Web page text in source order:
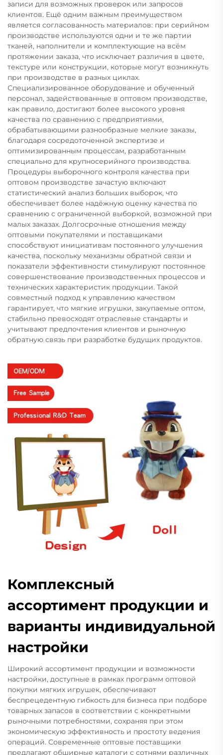
записи для возможных проверок или запросов
клиентов. Ещё одним важным преимуществом
является согласованность материалов: при серийном
производстве используются одни и те же партии
тканей, наполнители и комплектующие на всём
протяжении заказа, что исключает различия в цвете,
текстуре или конструкции, которые могут возникнуть
при производстве в разных циклах.
Специализированное оборудование и обученный
персонал, задействованные в оптовом производстве,
как правило, достигают более высокого уровня
качества по сравнению с предприятиями,
обрабатывающими разнообразные мелкие заказы,
благодаря сосредоточенной экспертизе и
оптимизированным процессам, разработанным
специально для крупносерийного производства.
Процедуры выборочного контроля качества при
оптовом производстве зачастую включают
статистический анализ больших выборок, что
обеспечивает более надёжную оценку качества по
сравнению с ограниченной выборкой, возможной при
малых заказах. Долгосрочные отношения между
оптовыми покупателями и поставщиками
способствуют инициативам постоянного улучшения
качества, поскольку механизмы обратной связи и
показатели эффективности стимулируют постоянное
совершенствование производственных процессов и
технических характеристик продукции. Такой
совместный подход к управлению качеством
гарантирует, что мягкие игрушки, закупаемые оптом,
стабильно превосходят отраслевые стандарты и
учитывают предпочтения клиентов и рыночную
обратную связь при разработке будущих продуктов.
Комплексный
ассортимент продукции и
варианты индивидуальной
настройки
Широкий ассортимент продукции и возможности
настройки, доступные в рамках программ оптовой
покупки мягких игрушек, обеспечивают
беспрецедентную гибкость для бизнеса при подборе
товарных запасов в соответствии с конкретными
рыночными потребностями, сохраняя при этом
экономическую эффективность и простоту ведения
операций. Современные оптовые поставщики
предлагают обширные каталоги с сотнями различных